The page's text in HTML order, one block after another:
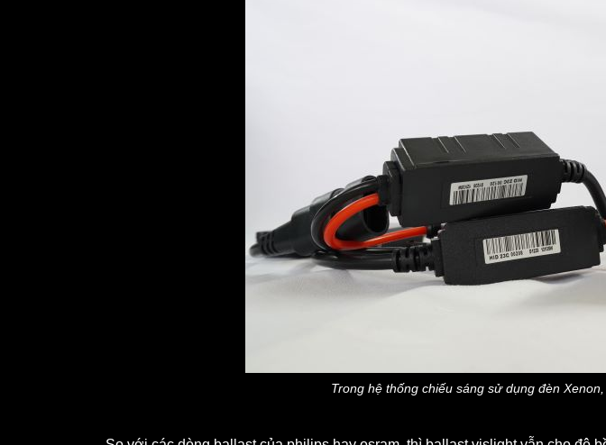
Trong hệ thống chiếu sáng sử dụng đèn